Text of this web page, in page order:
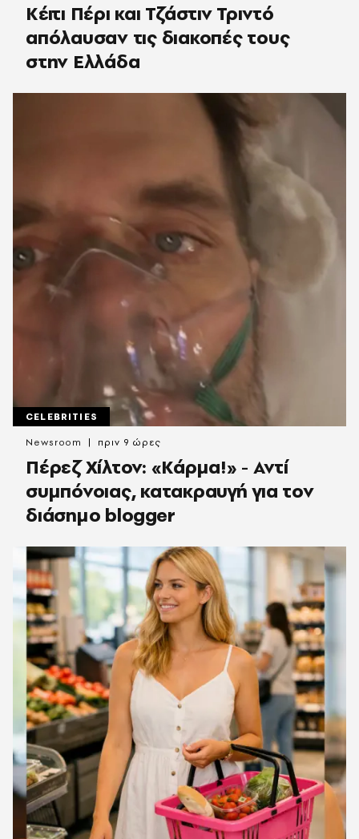
Κέιτι Πέρι και Τζάστιν Τριντό
απόλαυσαν τις διακοπές τους
στην Ελλάδα
CELEBRITIES
Πέρεζ Χίλτον: «Κάρμα!» - Αντί
συμπόνοιας, κατακραυγή για τον
διάσημο blogger
Newsroom πριν 9 ώρες